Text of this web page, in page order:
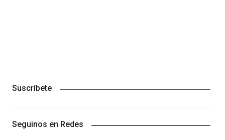
Suscríbete
Seguinos en Redes